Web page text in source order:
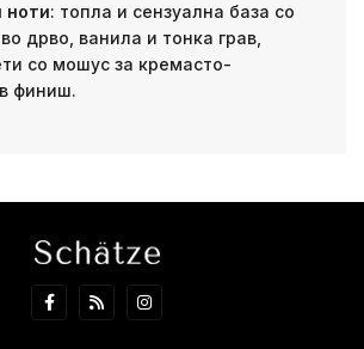
ноти: топла и сензуална база со
дрво, ванила и тонка грав,
со мошус за кремасто-
финиш.